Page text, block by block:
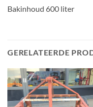
Bakinhoud 600 liter
GERELATEERDE